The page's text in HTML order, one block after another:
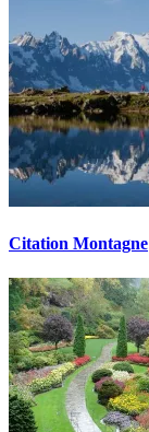
Citation Montagne